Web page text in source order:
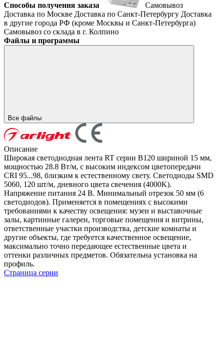
Способы получения заказа
Самовывоз
Доставка по Москве Доставка по Санкт-Петербургу Доставка
в другие города РФ (кроме Москвы и Санкт-Петербурга)
Самовывоз со склада в г. Колпино
Файлы и программы
Все файлы
Описание
Широкая светодиодная лента RT серии B120 шириной 15 мм,
мощностью 28.8 Вт/м, с высоким индексом цветопередачи
CRI 95...98, близким к естественному свету. Светодиоды SMD
5060, 120 шт/м, дневного цвета свечения (4000K).
Напряжение питания 24 В. Минимальный отрезок 50 мм (6
светодиодов). Применяется в помещениях с высокими
требованиями к качеству освещения: музеи и выставочные
залы, картинные галереи, торговые помещения и витрины,
ответственные участки производства, детские комнаты и
другие объекты, где требуется качественное освещение,
максимально точно передающее естественные цвета и
оттенки различных предметов. Обязательна установка на
профиль.
Страница серии